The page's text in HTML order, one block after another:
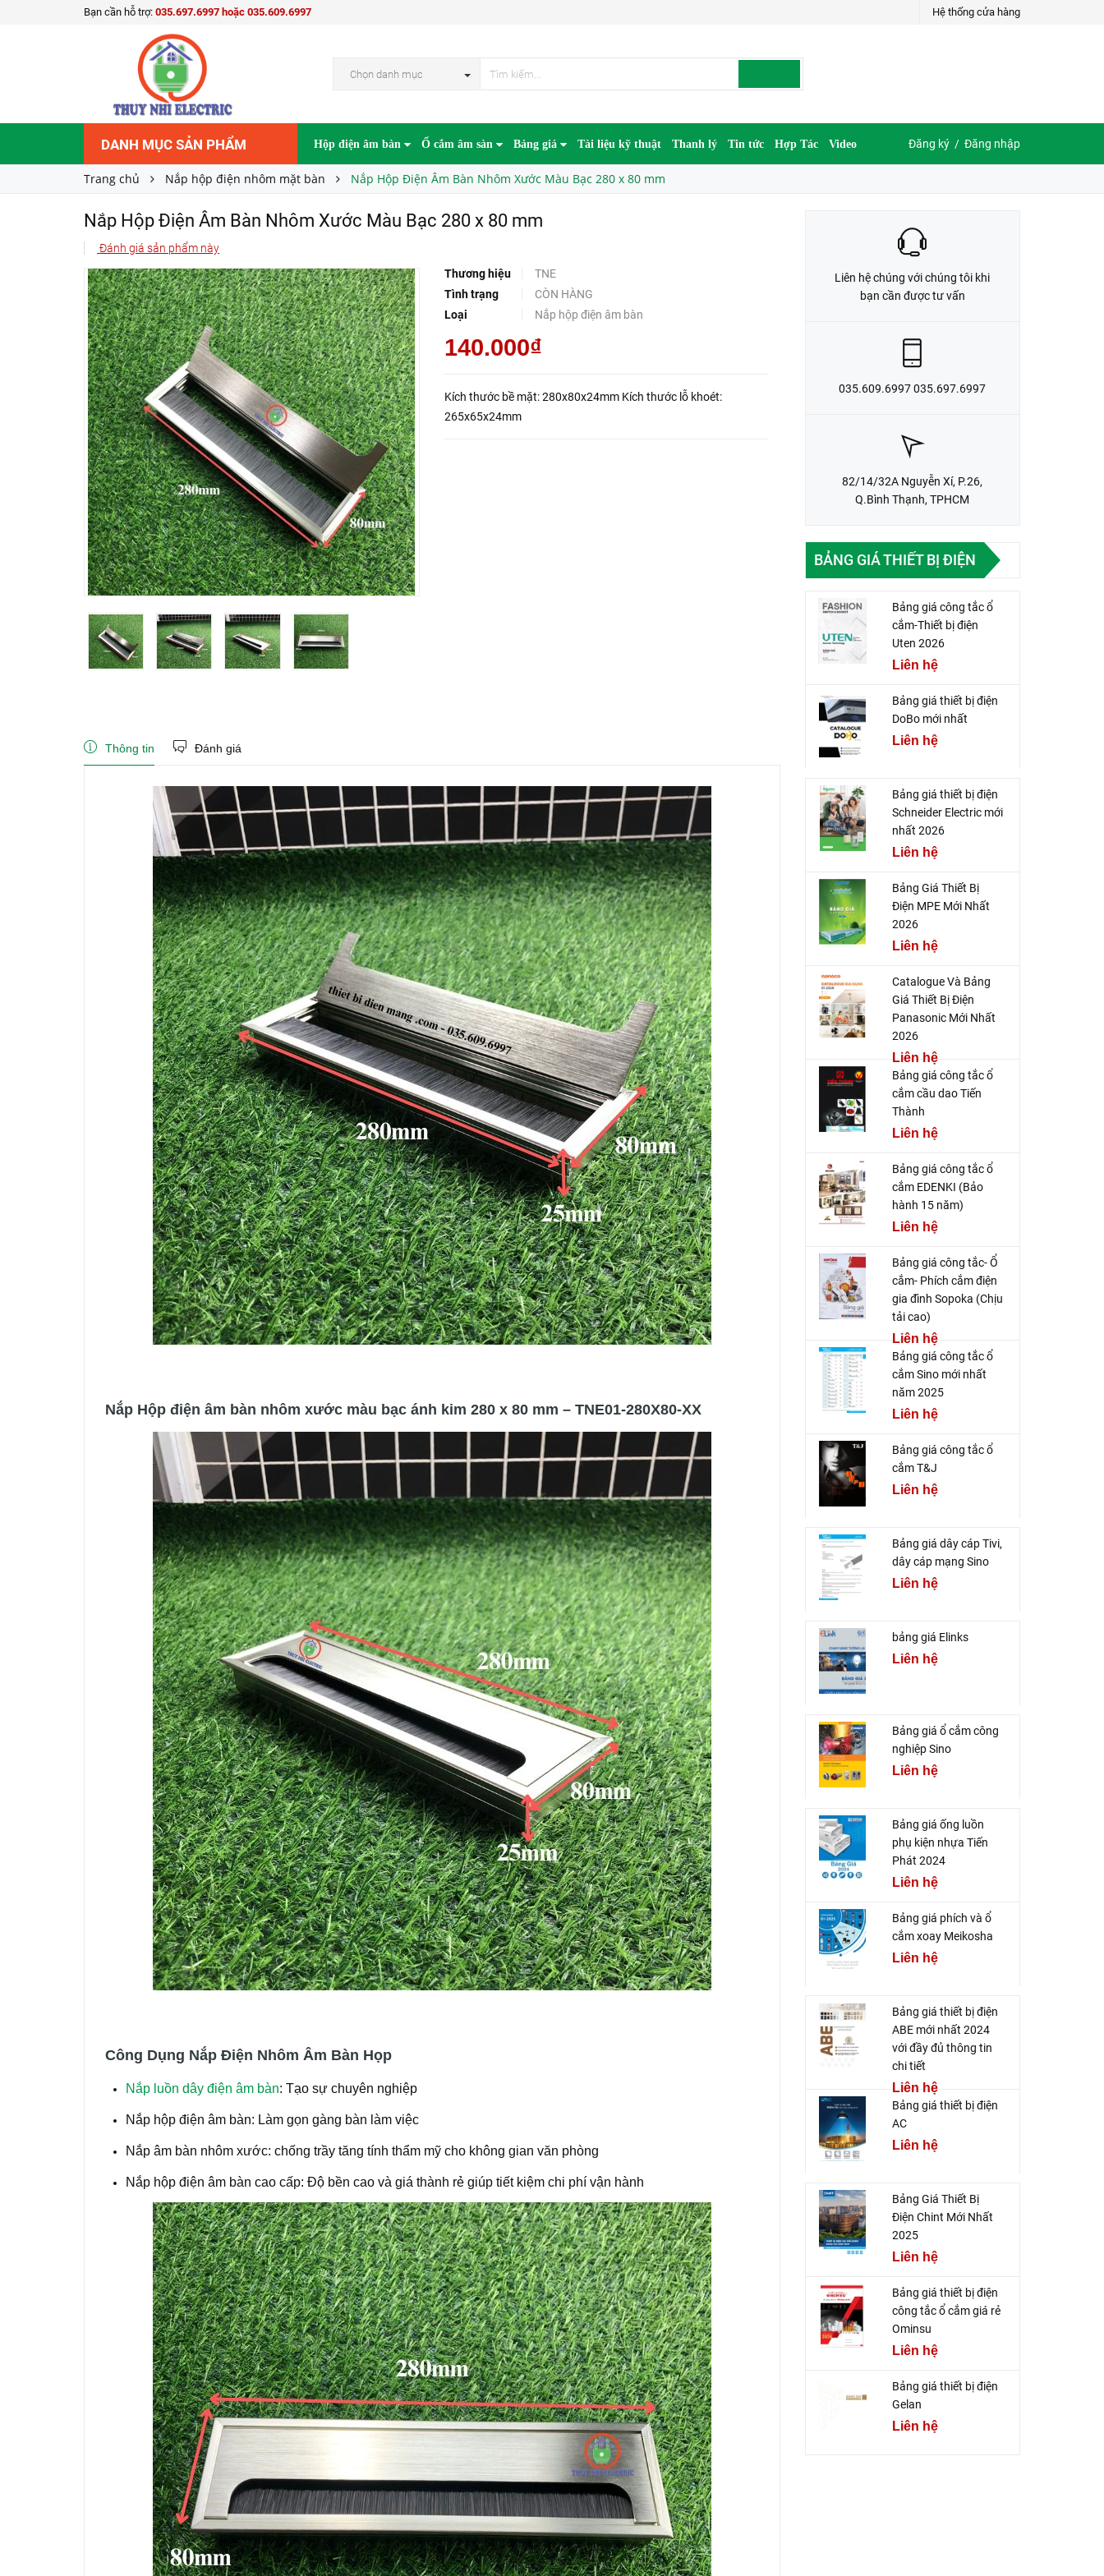
Bạn cần hỗ trợ: 035.697.6997 hoặc 035.609.6997 Hệ thống cửa hàng
Chọn danh mục
DANH MỤC SẢN PHẨM Hộp điện âm bàn Ổ cắm âm sàn Bảng giá Tài liệu kỹ thuật Thanh lý Tin tức Hợp Tác Video Đăng ký / Đăng nhập
Trang chủ Nắp hộp điện nhôm mặt bàn Nắp Hộp Điện Âm Bàn Nhôm Xước Màu Bạc 280 x 80 mm
Nắp Hộp Điện Âm Bàn Nhôm Xước Màu Bạc 280 x 80 mm
Đánh giá sản phẩm này
Thương hiệu
TNE
Tình trạng
CÒN HÀNG
Loại
Nắp hộp điện âm bàn
140.000₫
Kích thước bề mặt: 280x80x24mm Kích thước lỗ khoét:
265x65x24mm
Nắp Hộp Điện Âm Bàn Nhôm Xước Màu Bạc 280 x 80 mm
Giá bán: 140.000₫
LIÊN HỆ ĐẶT HÀNG
Thông tin Đánh giá
Nắp Hộp điện âm bàn nhôm xước màu bạc ánh kim 280 x 80 mm – TNE01-280X80-XX
Công Dụng Nắp Điện Nhôm Âm Bàn Họp
Nắp luồn dây điện âm bàn: Tạo sự chuyên nghiệp
Nắp hộp điện âm bàn: Làm gọn gàng bàn làm việc
Nắp âm bàn nhôm xước: chống trầy tăng tính thẩm mỹ cho không gian văn phòng
Nắp hộp điện âm bàn cao cấp: Độ bền cao và giá thành rẻ giúp tiết kiệm chi phí vận hành
Liên hệ chúng với chúng tôi khi
bạn cần được tư vấn
035.609.6997 035.697.6997
82/14/32A Nguyễn Xí, P.26,
Q.Bình Thạnh, TPHCM
BẢNG GIÁ THIẾT BỊ ĐIỆN
Bảng giá công tắc ổ
cắm-Thiết bị điện
Uten 2026
Liên hệ
Bảng giá thiết bị điện
DoBo mới nhất
Liên hệ
Bảng giá thiết bị điện
Schneider Electric mới
nhất 2026
Liên hệ
Bảng Giá Thiết Bị
Điện MPE Mới Nhất
2026
Liên hệ
Catalogue Và Bảng
Giá Thiết Bị Điện
Panasonic Mới Nhất
2026
Liên hệ
Bảng giá công tắc ổ
cắm cầu dao Tiến
Thành
Liên hệ
Bảng giá công tắc ổ
cắm EDENKI (Bảo
hành 15 năm)
Liên hệ
Bảng giá công tắc- Ổ
cắm- Phích cắm điện
gia đình Sopoka (Chịu
tải cao)
Liên hệ
Bảng giá công tắc ổ
cắm Sino mới nhất
năm 2025
Liên hệ
Bảng giá công tắc ổ
cắm T&J
Liên hệ
Bảng giá dây cáp Tivi,
dây cáp mạng Sino
Liên hệ
bảng giá Elinks
Liên hệ
Bảng giá ổ cắm công
nghiệp Sino
Liên hệ
Bảng giá ống luồn
phụ kiện nhựa Tiến
Phát 2024
Liên hệ
Bảng giá phích và ổ
cắm xoay Meikosha
Liên hệ
Bảng giá thiết bị điện
ABE mới nhất 2024
với đầy đủ thông tin
chi tiết
Liên hệ
Bảng giá thiết bị điện
AC
Liên hệ
Bảng Giá Thiết Bị
Điện Chint Mới Nhất
2025
Liên hệ
Bảng giá thiết bị điện
công tắc ổ cắm giá rẻ
Ominsu
Liên hệ
Bảng giá thiết bị điện
Gelan
Liên hệ